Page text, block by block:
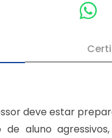
deve estar
aluno